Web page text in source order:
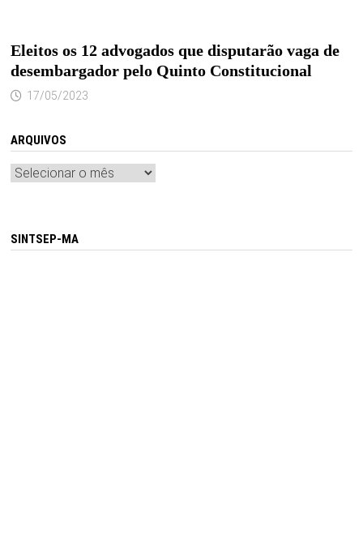
Eleitos os 12 advogados que disputarão vaga de
desembargador pelo Quinto Constitucional
17/05/2023
ARQUIVOS
Arquivos
SINTSEP-MA